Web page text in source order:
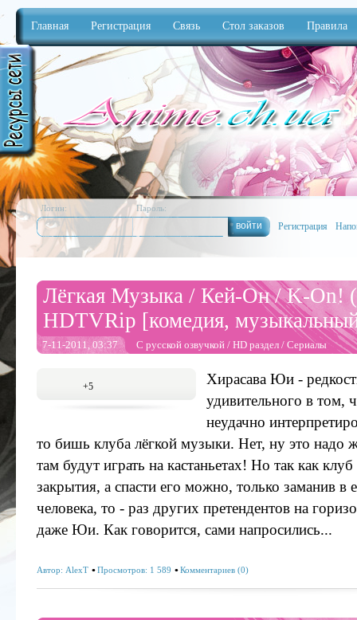
Главная Регистрация Связь Стол заказов Правила
Anime
Логин: Пароль:
Регистрация
Лёгкая Музыка / Кей-Он / K-On!
HDTVRip [комедия,
7-11-2011, 03:37 С русской озвучкой / HD раздел / Сериалы
+5
Хирасава Юи -
удивительного в том,
неудачно
то бишь клуба лёгкой музыки. Нет, ну это надо
там будут играть на кастаньетах! Но так как
закрытия, а спасти его можно, только заманив в
человека, то - раз других претендентов на
даже Юи. Как говорится, сами напросились...
Автор: AlexT Просмотров: 1 589 Комментариев (0)